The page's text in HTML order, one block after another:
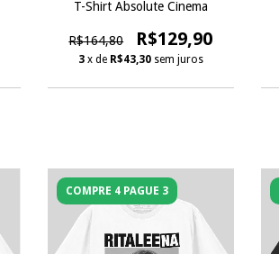
T-Shirt Absolute Cinema
R$164,80 R$129,90
3 x de R$43,30 sem juros
COMPRE 4 PAGUE 3